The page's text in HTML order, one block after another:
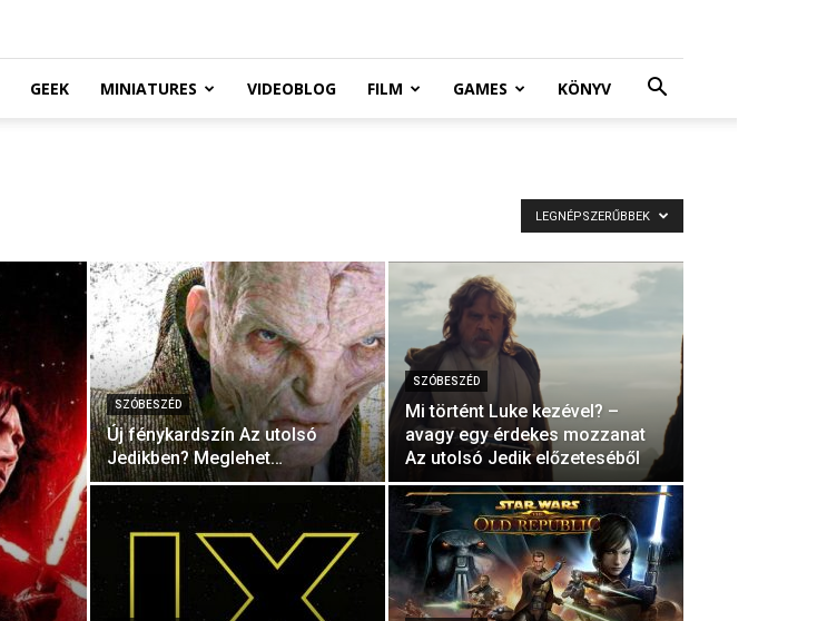
GEEK MINIATURES VIDEOBLOG FILM GAMES KÖNYV
LEGNÉPSZERŰBBEK
SZÓBESZÉD
Új fénykardszín Az utolsó
Jedikben? Meglehet…
SZÓBESZÉD
Mi történt Luke kezével? –
avagy egy érdekes mozzanat
Az utolsó Jedik előzeteséből